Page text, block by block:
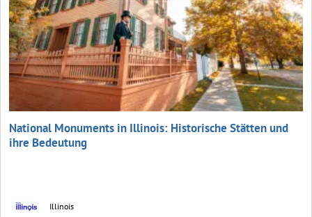
National Monuments in Illinois: Historische Stätten und
ihre Bedeutung
Illinois